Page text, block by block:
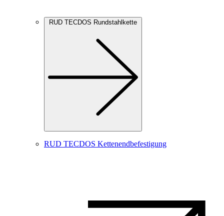
RUD TECDOS Rundstahlkette
RUD TECDOS Kettenendbefestigung